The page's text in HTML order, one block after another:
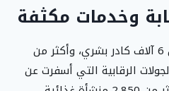
وخدمات مكثفة
في جدة، سخر الأمانة أكثر من 6 آلاف كادر بشري، وأكثر من
الرقابية التي أسفرت عن